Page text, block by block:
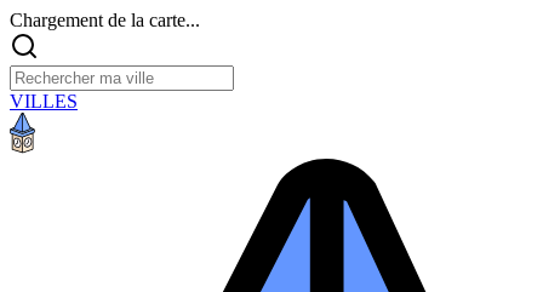
Chargement de la carte...
VILLES